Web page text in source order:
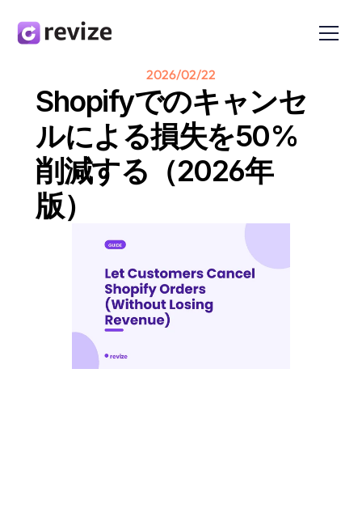
2026/02/22
Shopifyでのキャンセ
ルによる損失を50%
削減する（2026年
版）